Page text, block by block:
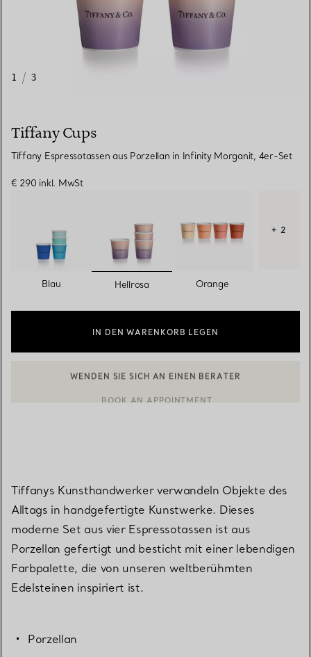
1 / 3
Tiffany Cups
Tiffany Espressotassen aus Porzellan in Infinity Morganit, 4er-Set
€ 290 inkl. MwSt
Blau Hellrosa Orange
+ 2
IN DEN WARENKORB LEGEN
Tiffanys Kunsthandwerker verwandeln Objekte des
Alltags in handgefertigte Kunstwerke. Dieses
moderne Set aus vier Espressotassen ist aus
Porzellan gefertigt und besticht mit einer lebendigen
Farbpalette, die von unseren weltberühmten
Edelsteinen inspiriert ist.
Porzellan